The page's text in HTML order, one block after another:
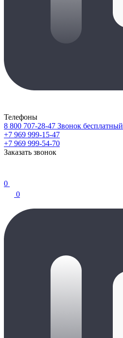
Телефоны
8 800 707-28-47 Звонок бесплатный
+7 969 999-15-47
+7 969 999-54-70
Заказать звонок
0
0